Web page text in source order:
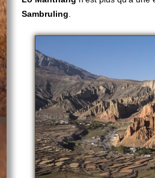
Sambruling